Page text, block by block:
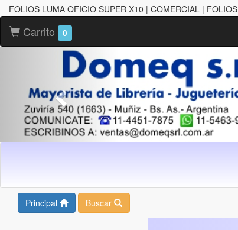
FOLIOS LUMA OFICIO SUPER X10 | COMERCIAL | FOLIOS
Carrito 0
Principal Buscar